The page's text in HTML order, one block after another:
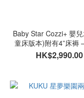
Baby Star Cozzi+ 嬰
童床版本)附有4”床褥
歐洲櫸木
HK$2,990.00